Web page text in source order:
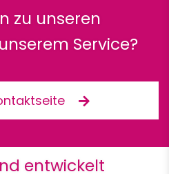
zu unseren
Service?
entwickelt